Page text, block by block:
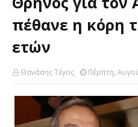
πέθανε η κόρη
ετών
Θανάσης Τέγος Πέμπτη,